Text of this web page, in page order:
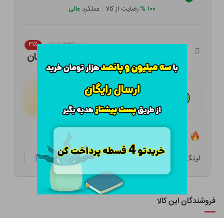
۱۰۰ %رضایت از کالا | عملکرد عالی
۲۳۵,۰۰۰ تومان ۲۱٪
هـر قسط با تــرب‌پــی:
۴ قسط مــاهـانـه؛ بـدون سـود، چـک و ضـامـن
لینک کوتاه: ketabtala.com/sbp-54213
فروشندگان این کالا